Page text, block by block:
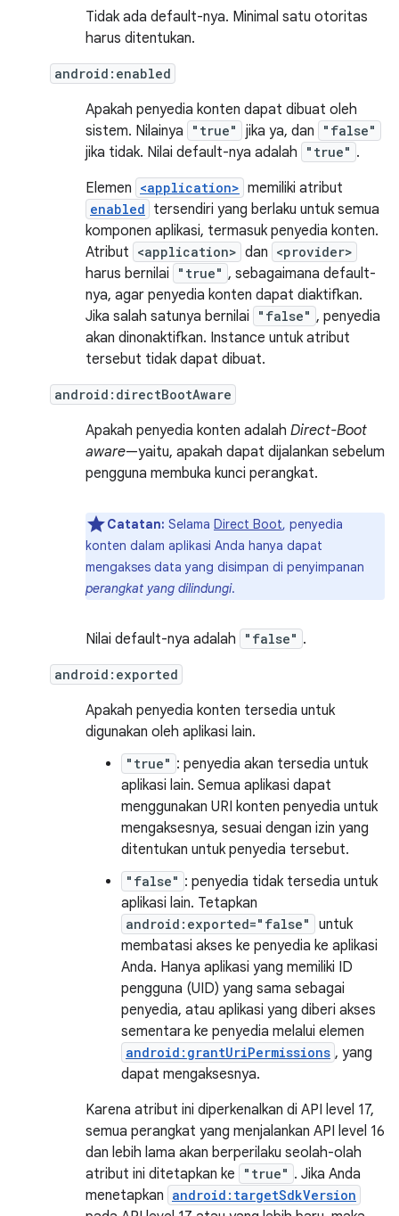
Tidak ada default-nya. Minimal satu otoritas
harus ditentukan.
android:enabled
Apakah penyedia konten dapat dibuat oleh
sistem. Nilainya
"true" jika ya, dan "false"
jika tidak. Nilai default-nya adalah "true" .
Elemen <application> memiliki atribut
enabled tersendiri yang berlaku untuk semua
komponen aplikasi, termasuk penyedia konten.
Atribut <application> dan <provider>
harus bernilai "true" , sebagaimana default-
nya, agar penyedia konten dapat diaktifkan.
Jika salah satunya bernilai
"false" , penyedia
akan dinonaktifkan. Instance untuk atribut
tersebut tidak dapat dibuat.
android:directBootAware
Apakah penyedia konten adalah Direct-Boot
aware—yaitu, apakah dapat dijalankan sebelum
pengguna membuka kunci perangkat.
Catatan: Selama Direct Boot, penyedia
konten dalam aplikasi Anda hanya dapat
mengakses data yang disimpan di penyimpanan
perangkat yang dilindungi.
Nilai default-nya adalah "false" .
android:exported
Apakah penyedia konten tersedia untuk
digunakan oleh aplikasi lain.
"true" : penyedia akan tersedia untuk
aplikasi lain. Semua aplikasi dapat
menggunakan URI konten penyedia untuk
mengaksesnya, sesuai dengan izin yang
ditentukan untuk penyedia tersebut.
"false" : penyedia tidak tersedia untuk
aplikasi lain. Tetapkan
android:exported="false"
untuk
membatasi akses ke penyedia ke aplikasi
Anda. Hanya aplikasi yang memiliki ID
pengguna (UID) yang sama sebagai
penyedia, atau aplikasi yang diberi akses
sementara ke penyedia melalui elemen
android:grantUriPermissions , yang
dapat mengaksesnya.
Karena atribut ini diperkenalkan di API level 17,
semua perangkat yang menjalankan API level 16
dan lebih lama akan berperilaku seolah-olah
atribut ini ditetapkan ke
"true" . Jika Anda
menetapkan android:targetSdkVersion